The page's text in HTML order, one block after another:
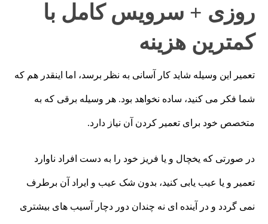
روزی + سرویس کامل با
کمترین هزینه
تعمیر این وسیله شاید کار آسانی به نظر برسد، اما اینقدر هم که
شما فکر می کنید، ساده نخواهد بود. هر وسیله برقی که به
متخصص خود برای تعمیر کردن آن نیاز دارد.
در صورتی که یخچال و یا فریز خود را به دست افراد ناوارد
تعمیر و یا عیب یابی کنید، بدون شک عیب و ایراد آن برطرف
نمی گردد و در آینده ای نه چندان دور دچار آسیب های بیشتری